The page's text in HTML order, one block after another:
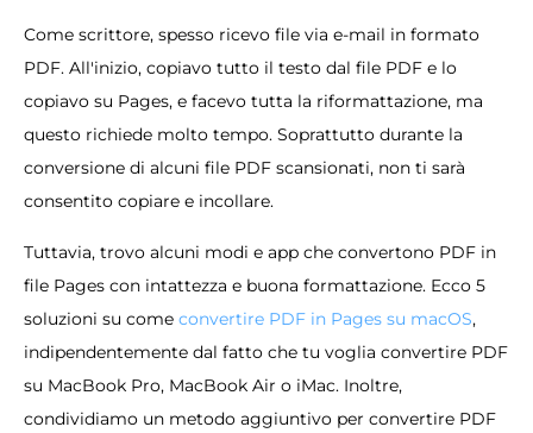
Come scrittore, spesso ricevo file via e-mail in formato
PDF. All'inizio, copiavo tutto il testo dal file PDF e lo
copiavo su Pages, e facevo tutta la riformattazione, ma
questo richiede molto tempo. Soprattutto durante la
conversione di alcuni file PDF scansionati, non ti sarà
consentito copiare e incollare.
Tuttavia, trovo alcuni modi e app che convertono PDF in
file Pages con intattezza e buona formattazione. Ecco 5
soluzioni su come convertire PDF in Pages su macOS,
indipendentemente dal fatto che tu voglia convertire PDF
su MacBook Pro, MacBook Air o iMac. Inoltre,
condividiamo un metodo aggiuntivo per convertire PDF